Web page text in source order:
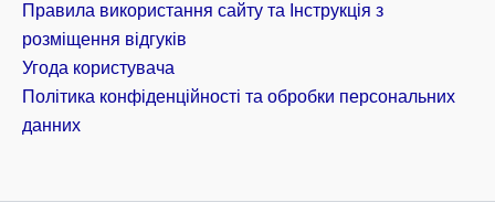
Правила використання сайту та Інструкція з
розміщення відгуків
Угода користувача
Політика конфіденційності та обробки персональних
данних